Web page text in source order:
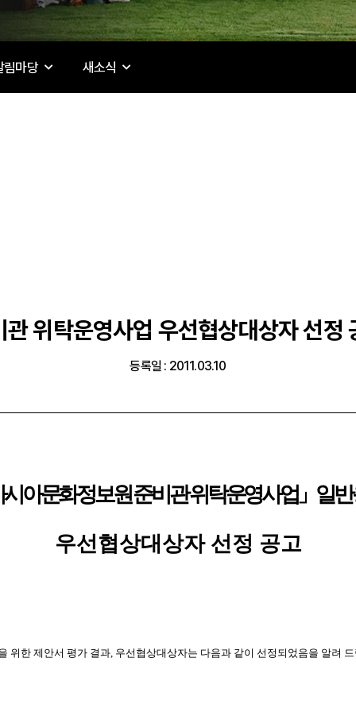
림마당 새소식
관 위탁운영사업 우선협상대상자 선정
등록일 : 2011.03.10
아문화정보원 준비관 위탁운영사업」일
우선협상대상자 선정 공고
위한 제안서 평가 결과, 우선협상대상자는 다음과 같이 선정되었음을 알려